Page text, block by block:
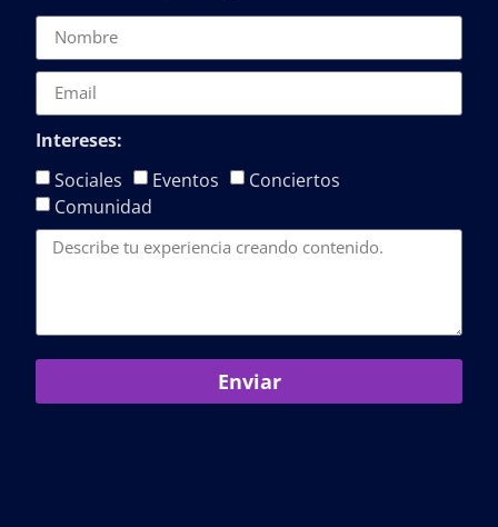
Intereses:
Sociales
Eventos
Conciertos
Comunidad
Enviar